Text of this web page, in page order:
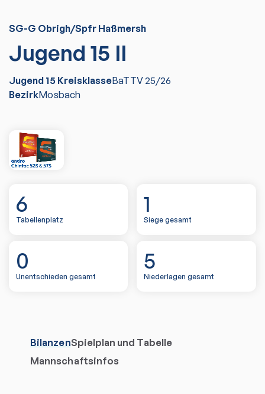
SG-G Obrigh/Spfr Haßmersh
Jugend 15 II
Jugend 15 KreisklasseBaTTV25/26
BezirkMosbach
6
Tabellenplatz
1
Siege gesamt
0
Unentschieden gesamt
5
Niederlagen gesamt
BilanzenSpielplan und Tabelle
Mannschaftsinfos